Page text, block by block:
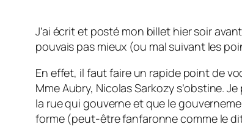
J’ai écrit et posté mon billet hier soir
pouvais pas mieux (ou mal suivant les
En effet, il faut faire un rapide point de
Mme Aubry, Nicolas Sarkozy s’obstine.
la rue qui gouverne et que le
forme (peut-être fanfaronne comme le